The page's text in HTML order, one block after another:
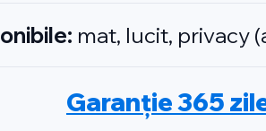
mat, lucit, privacy
Garanție 365